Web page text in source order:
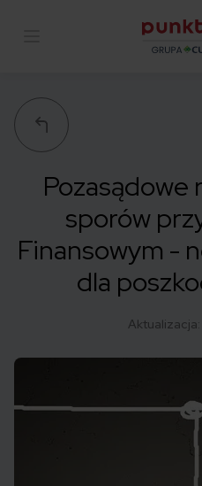
Pozasądowe
sporów
Finansowym -
dla
Aktualizacja: